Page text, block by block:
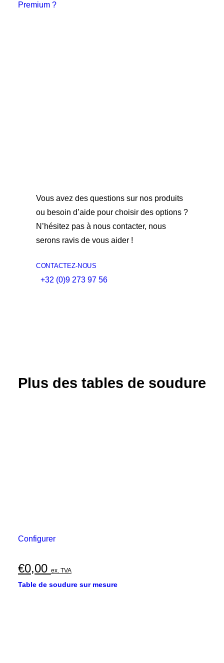
Premium ?
Vous avez des questions sur nos produits
ou besoin d’aide pour choisir des options ?
N’hésitez pas à nous contacter, nous
serons ravis de vous aider !
CONTACTEZ-NOUS
+32 (0)9 273 97 56
Plus des tables de soudure
Configurer
€0,00 ex. TVA
Table de soudure sur mesure